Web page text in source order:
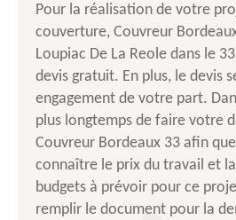
Pour la réalisation de votre
couverture, Couvreur
Loupiac De La Reole dans le
devis gratuit. En plus, le devis
engagement de votre part.
plus longtemps de faire votre
Couvreur Bordeaux 33 afin
connaître le prix du travail et
budgets à prévoir pour ce
remplir le document pour la